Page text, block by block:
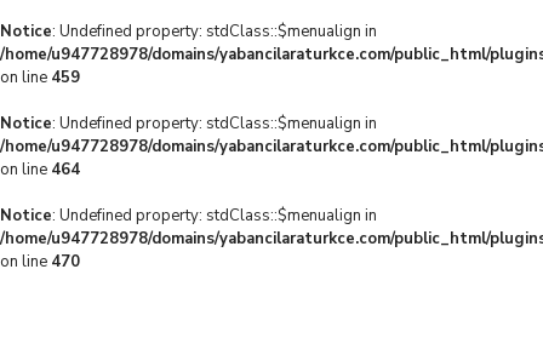
Notice: Undefined property: stdClass::$menualign in
/home/u947728978/domains/yabancilaraturkce.com/public_html/
on line 459
Notice: Undefined property: stdClass::$menualign in
/home/u947728978/domains/yabancilaraturkce.com/public_html/
on line 464
Notice: Undefined property: stdClass::$menualign in
/home/u947728978/domains/yabancilaraturkce.com/public_html/
on line 470